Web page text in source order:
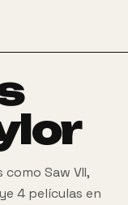
Saw VII,
4 películas en